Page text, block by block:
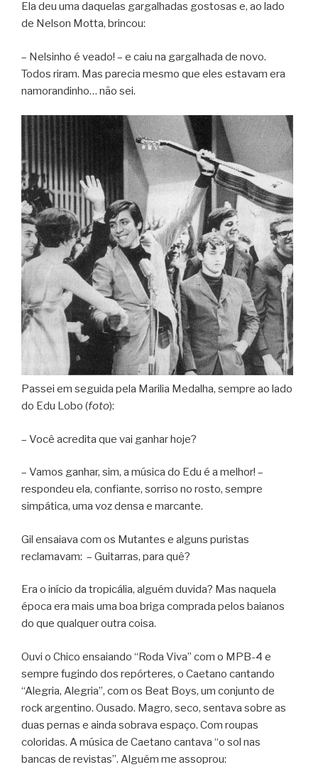
Ela deu uma daquelas gargalhadas gostosas e, ao lado
de Nelson Motta, brincou:
– Nelsinho é veado! – e caiu na gargalhada de novo.
Todos riram. Mas parecia mesmo que eles estavam era
namorandinho… não sei.
Passei em seguida pela Marilia Medalha, sempre ao lado
do Edu Lobo (foto):
– Você acredita que vai ganhar hoje?
– Vamos ganhar, sim, a música do Edu é a melhor! –
respondeu ela, confiante, sorriso no rosto, sempre
simpática, uma voz densa e marcante.
Gil ensaiava com os Mutantes e alguns puristas
reclamavam: – Guitarras, para quê?
Era o início da tropicália, alguém duvida? Mas naquela
época era mais uma boa briga comprada pelos baianos
do que qualquer outra coisa.
Ouvi o Chico ensaiando “Roda Viva” com o MPB-4 e
sempre fugindo dos repórteres, o Caetano cantando
“Alegria, Alegria”, com os Beat Boys, um conjunto de
rock argentino. Ousado. Magro, seco, sentava sobre as
duas pernas e ainda sobrava espaço. Com roupas
coloridas. A música de Caetano cantava “o sol nas
bancas de revistas”. Alguém me assoprou: